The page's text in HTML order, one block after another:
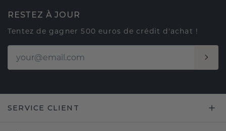
RESTEZ À JOUR
Tentez de gagner 500 euros de crédit d'achat !
SERVICE CLIENT